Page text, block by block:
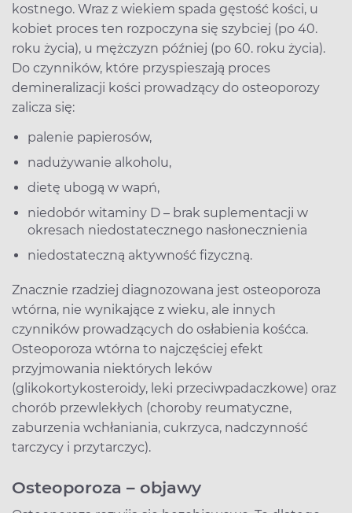
kostnego. Wraz z wiekiem spada gęstość kości, u
kobiet proces ten rozpoczyna się szybciej (po 40.
roku życia), u mężczyzn później (po 60. roku życia).
Do czynników, które przyspieszają proces
demineralizacji kości prowadzący do osteoporozy
zalicza się:
palenie papierosów,
nadużywanie alkoholu,
dietę ubogą w wapń,
niedobór witaminy D – brak suplementacji w
okresach niedostatecznego nasłonecznienia
niedostateczną aktywność fizyczną.
Znacznie rzadziej diagnozowana jest osteoporoza
wtórna, nie wynikające z wieku, ale innych
czynników prowadzących do osłabienia kośćca.
Osteoporoza wtórna to najczęściej efekt
przyjmowania niektórych leków
(glikokortykosteroidy, leki przeciwpadaczkowe) oraz
chorób przewlekłych (choroby reumatyczne,
zaburzenia wchłaniania, cukrzyca, nadczynność
tarczycy i przytarczyc).
Osteoporoza – objawy